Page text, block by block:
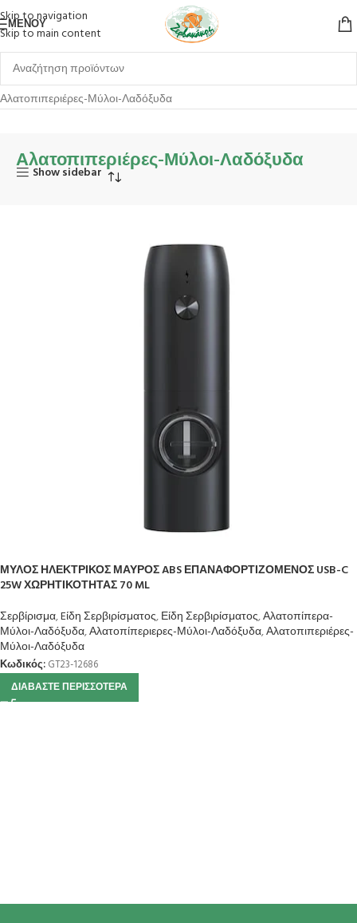
Skip to navigation
Skip to main content
ΜΕΝΟΎ
Αρχική σελίδα Σερβίρισμα Eίδη Σερβιρίσματος
Αλατοπιπεριέρες-Μύλοι-Λαδόξυδα
Αλατοπιπεριέρες-Μύλοι-Λαδόξυδα
Show sidebar
ΜΥΛΟΣ ΗΛΕΚΤΡΙΚΟΣ ΜΑΥΡΟΣ ABS ΕΠΑΝΑΦΟΡΤΙΖΟΜΕΝΟΣ USB-C
25W ΧΩΡΗΤΙΚΟΤΗΤΑΣ 70 ML
Σερβίρισμα,Eίδη Σερβιρίσματος,Είδη Σερβιρίσματος,Αλατοπίπερα-
Μύλοι-Λαδόξυδα,Αλατοπίπεριερες-Μύλοι-Λαδόξυδα,Αλατοπιπεριέρες-
Μύλοι-Λαδόξυδα
Κωδικός: GT23-12686
ΔΙΑΒΆΣΤΕ ΠΕΡΙΣΣΌΤΕΡΑ